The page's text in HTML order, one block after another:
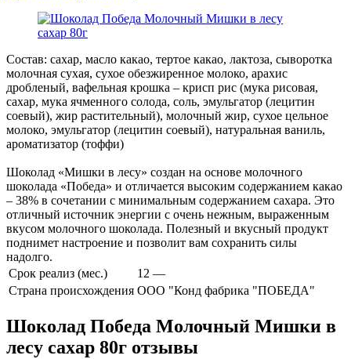
Состав: сахар, масло какао, тертое какао, лактоза, сыворотка
молочная сухая, сухое обезжиренное молоко, арахис
дробленый, вафельная крошка – крисп рис (мука рисовая,
сахар, мука ячменного солода, соль, эмульгатор (лецитин
соевый), жир растительный), молочный жир, сухое цельное
молоко, эмульгатор (лецитин соевый), натуральная ваниль,
ароматизатор (тоффи)
Шоколад «Мишки в лесу» создан на основе молочного
шоколада «Победа» и отличается высоким содержанием какао
– 38% в сочетании с минимальным содержанием сахара. Это
отличный источник энергии с очень нежным, выраженным
вкусом молочного шоколада. Полезный и вкусный продукт
поднимет настроение и позволит вам сохранить силы
надолго.
Срок реализ (мес.)
12 —
Страна происхождения ООО "Конд фабрика "ПОБЕДА"
Шоколад Победа Молочный Мишки в
лесу сахар 80г отзывы